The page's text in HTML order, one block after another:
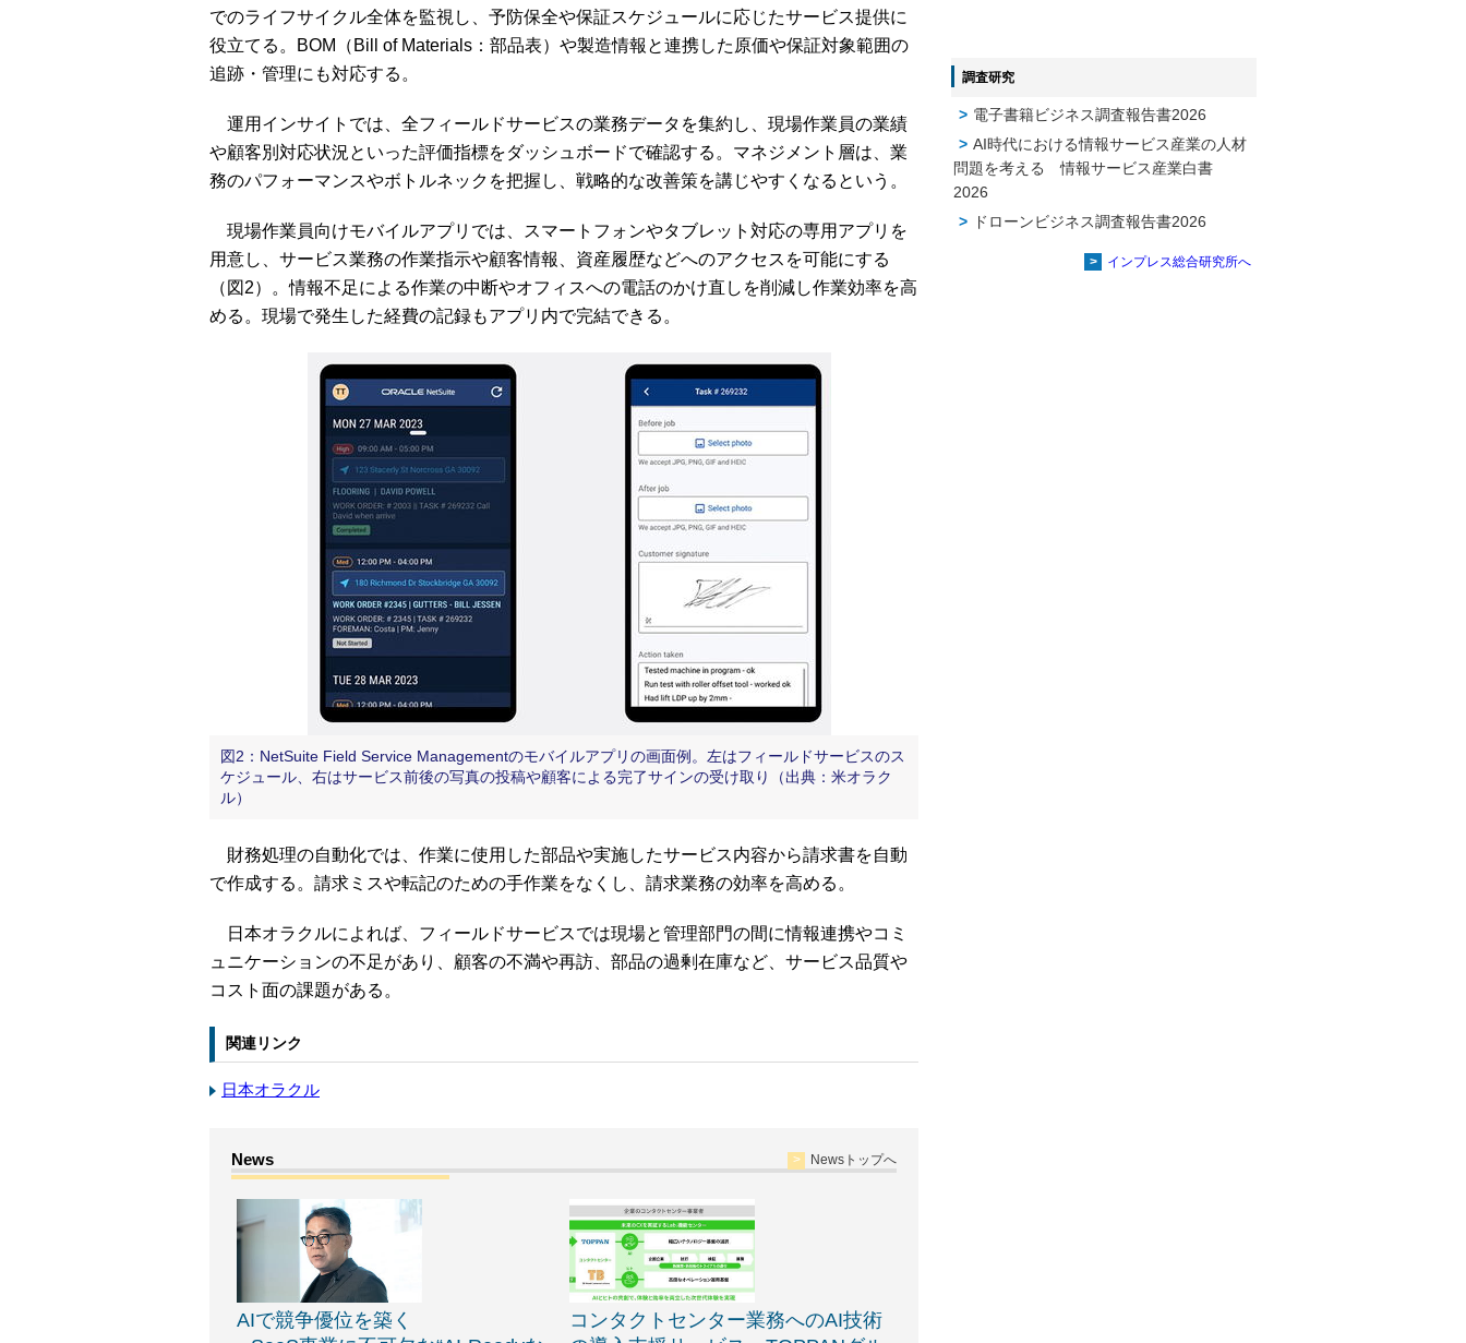
でのライフサイクル全体を監視し、予防保全や保証スケジュールに応じたサービス提供に
役立てる。BOM（Bill of Materials：部品表）や製造情報と連携した原価や保証対象範囲の
追跡・管理にも対応する。
運用インサイトでは、全フィールドサービスの業務データを集約し、現場作業員の業績
や顧客別対応状況といった評価指標をダッシュボードで確認する。マネジメント層は、業
務のパフォーマンスやボトルネックを把握し、戦略的な改善策を講じやすくなるという。
現場作業員向けモバイルアプリでは、スマートフォンやタブレット対応の専用アプリを
用意し、サービス業務の作業指示や顧客情報、資産履歴などへのアクセスを可能にする
（図2）。情報不足による作業の中断やオフィスへの電話のかけ直しを削減し作業効率を高
める。現場で発生した経費の記録もアプリ内で完結できる。
図2：NetSuite Field Service Managementのモバイルアプリの画面例。左はフィールドサービスのス
ケジュール、右はサービス前後の写真の投稿や顧客による完了サインの受け取り（出典：米オラク
ル）
財務処理の自動化では、作業に使用した部品や実施したサービス内容から請求書を自動
で作成する。請求ミスや転記のための手作業をなくし、請求業務の効率を高める。
日本オラクルによれば、フィールドサービスでは現場と管理部門の間に情報連携やコミ
ュニケーションの不足があり、顧客の不満や再訪、部品の過剰在庫など、サービス品質や
コスト面の課題がある。
関連リンク
日本オラクル
AIで競争優位を築く
コンタクトセンター業務へのAI技術
Newsトップへ
調査研究
電子書籍ビジネス調査報告書2026
AI時代における情報サービス産業の⼈材
問題を考える 情報サービス産業⽩書
2026
ドローンビジネス調査報告書2026
インプレス総合研究所へ